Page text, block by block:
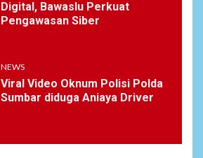
Digital, Bawaslu Perkuat
Pengawasan Siber
NEWS
Viral Video Oknum Polisi Polda
Sumbar diduga Aniaya Driver